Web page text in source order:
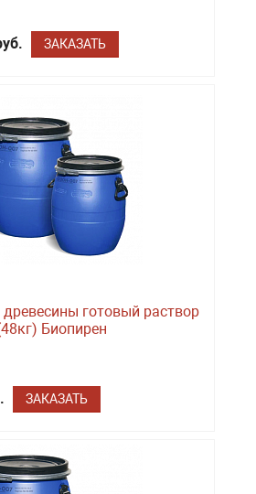
ЗАКАЗАТЬ
готовый раствор
Биопирен
ЗАКАЗАТЬ